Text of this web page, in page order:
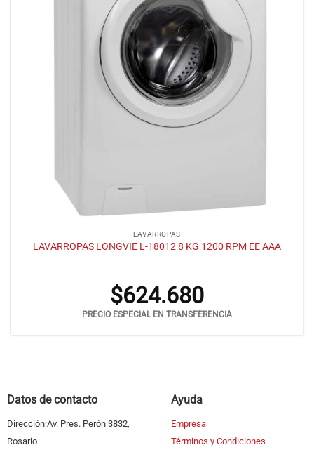
LAVARROPAS
LAVARROPAS LONGVIE L-18012 8 KG 1200 RPM EE AAA
$624.680
PRECIO ESPECIAL EN TRANSFERENCIA
Datos de contacto
Dirección:Av. Pres. Perón 3832,
Rosario
Ayuda
Empresa
Términos y Condiciones